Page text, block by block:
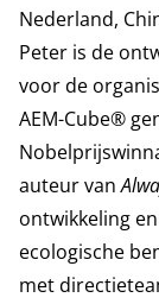
Nederland,
Peter is de
voor de
AEM-Cube®
auteur van
ontwikkeling
ecologische
met